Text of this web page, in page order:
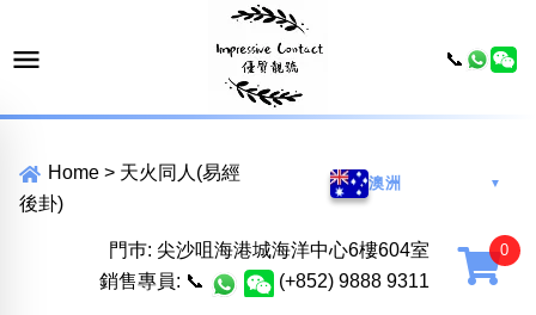
Home > 天火同人(易經
後卦)
澳洲 ▼
門巿: 尖沙咀海港城海洋中心6樓604室
銷售專員: 📞 (+852) 9888 9311
📞